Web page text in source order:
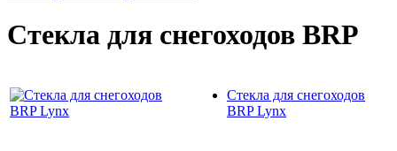
Стекла для снегоходов BRP
Стекла для снегоходов
BRP Lynx